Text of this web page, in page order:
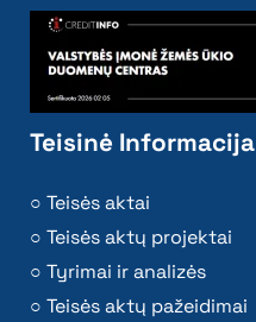
Teisinė Informacija
Teisės aktai
Teisės aktų projektai
Tyrimai ir analizės
Teisės aktų pažeidimai